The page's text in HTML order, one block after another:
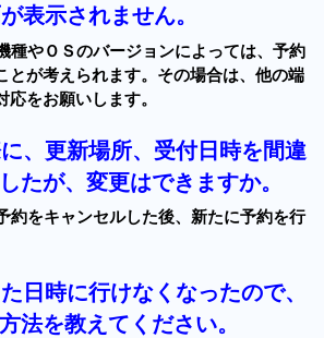
表示されません。
やＯＳのバージョンによっては、予約
とが考えられます。その場合は、他の端
をお願いします。
、更新場所、受付日時を間違
たが、変更はできますか。
をキャンセルした後、新たに予約を行
日時に行けなくなったので、
法を教えてください。